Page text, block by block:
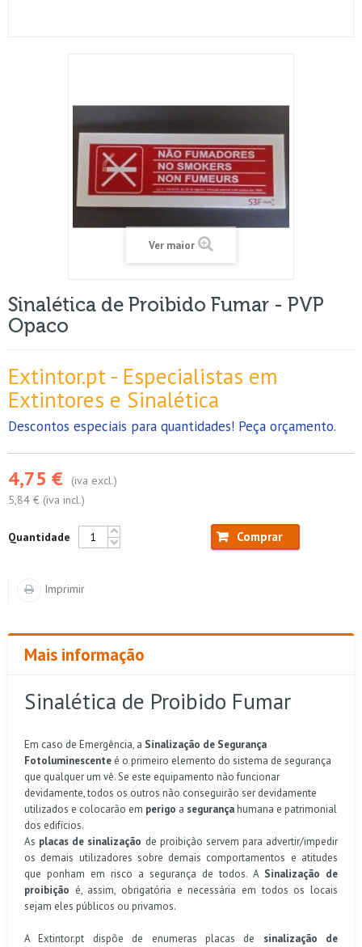
Ver maior
Sinalética de Proibido Fumar - PVP
Opaco
Extintor.pt - Especialistas em
Extintores e Sinalética
Descontos especiais para quantidades! Peça orçamento.
4,75 €
(iva excl.)
5,84 € (iva incl.)
Quantidade Comprar
Imprimir
Mais informação
Sinalética de Proibido Fumar
Em caso de Emergência, a Sinalização de Segurança
Fotoluminescente é o primeiro elemento do sistema de segurança
que qualquer um vê. Se este equipamento não funcionar
devidamente, todos os outros não conseguirão ser devidamente
utilizados e colocarão em perigo a segurançahumana e patrimonial
dos edifícios.
As placas de sinalização de proibição servem para advertir/impedir
os demais utilizadores sobre demais comportamentos e atitudes
que ponham em risco a segurança de todos. A Sinalização de
proibição é, assim, obrigatória e necessária em todos os locais
sejam eles públicos ou privamos.
A Extintor.pt dispõe de enumeras placas de sinalização de